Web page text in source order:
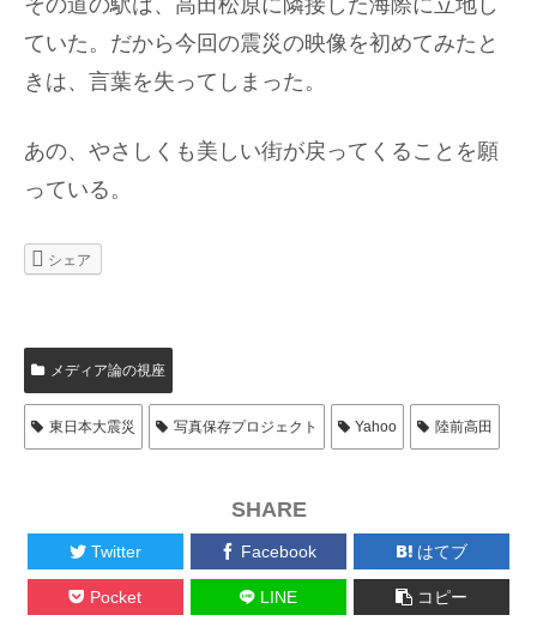
その道の駅は、高田松原に隣接した海際に立地し
ていた。だから今回の震災の映像を初めてみたと
きは、言葉を失ってしまった。
あの、やさしくも美しい街が戻ってくることを願
っている。
シェア
メディア論の視座
東日本大震災 写真保存プロジェクト Yahoo 陸前高田
SHARE
Twitter Facebook はてブ
Pocket LINE コピー